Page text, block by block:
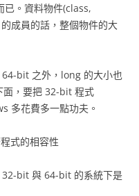
。資料物件(class,
成員的話，整個物件的大
bit 之外，long 的大小也
面，要把 32-bit 程式
多花費多一點功夫。
式的相容性
bit 與 64-bit 的系統下是